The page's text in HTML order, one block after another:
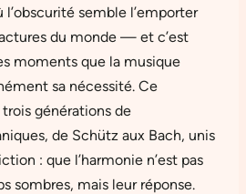
l’obscurité semble l’emporter
du monde — et c’est
moments que la musique
sa nécessité. Ce
générations de
de Schütz aux Bach, unis
: que l’harmonie n’est pas
sombres, mais leur réponse.